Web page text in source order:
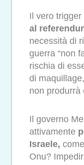
Il vero
al
necessità di
guerra “non
rischia di
di
non produrrà
Il governo
attivamente
Israele,
Onu?